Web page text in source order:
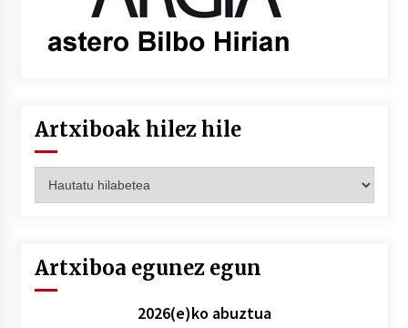
Artxiboak hilez hile
hilez
Artxiboa egunez egun
2026(e)ko abuztua